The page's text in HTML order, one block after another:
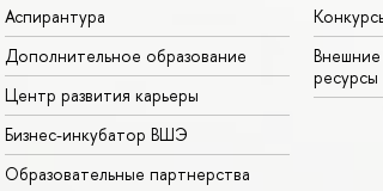
Аспирантура
Дополнительное образование
Центр развития карьеры
Бизнес-инкубатор ВШЭ
Образовательные партнерства
ресурсы